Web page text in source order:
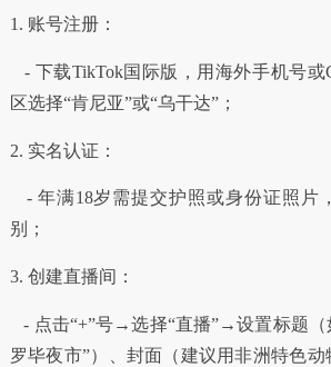
1. 账号注册：
- 下载TikTok国际版，用海外手机号或
区选择“肯尼亚”或“乌干达”；
2. 实名认证：
- 年满18岁需提交护照或身份证照片
别；
3. 创建直播间：
- 点击“+”号→选择“直播”→设置标题（
罗毕夜市”）、封面（建议用非洲特色